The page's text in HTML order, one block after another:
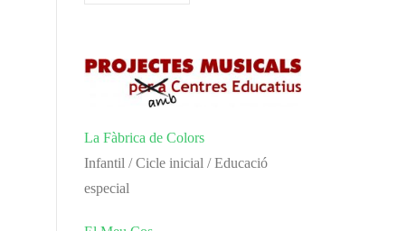
La Fàbrica de Colors
Infantil / Cicle inicial / Educació
especial